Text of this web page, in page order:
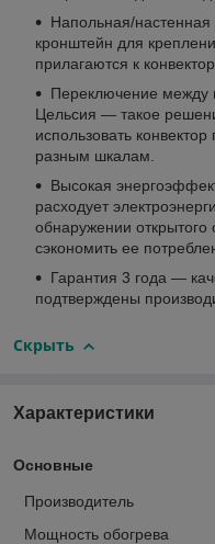
Напольная/
кронштейн для
прилагаются к
Переключение между
Цельсия — такое
использовать
разным шкалам.
Высокая
расходует
обнаружении открытого
сэкономить ее
Гарантия 3 года —
подтверждены
Скрыть
Характеристики
Основные
Производитель
Мощность обогрева